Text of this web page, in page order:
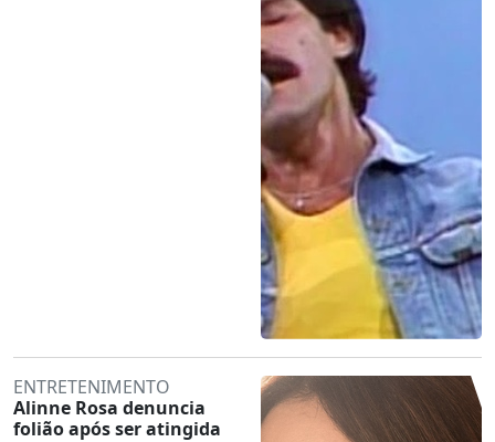
ENTRETENIMENTO
Alinne Rosa denuncia
folião após ser atingida